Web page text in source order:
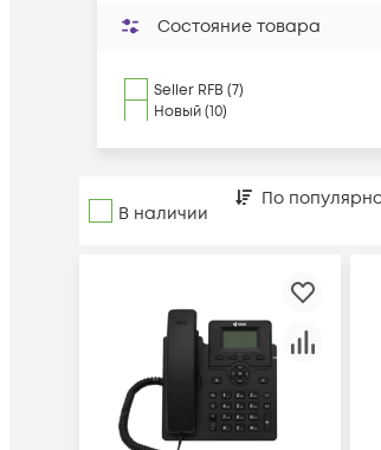
Состояние товара
Seller RFB (7)
Новый (10)
В наличии
По